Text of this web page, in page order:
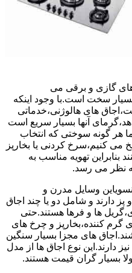
گازی و برقی می
سخت است.با وجود اینکه
های هالوژنی،خدماتی
آنها بسیار سریع است
هر گونه سوختی که انتخاب
می کنیم،سرخ کردنی یا بخارپز
بنابراین تهویه مناسب به
نظر می رسد.
وسایل مدرن و
دارند و شامل دو یا چند اجاق
ها و فرها هستند.حتی
گرم کننده،بخارپز و چرخ های
های مجزا بسیار سنگین
دارند.این نوع اجاق ها از مدل
بسیار گران قیمت هستند.